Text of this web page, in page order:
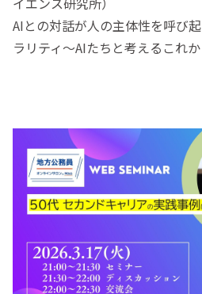
AIとの対話が人の主体性を呼び
ラリティ〜AIたちと考えるこれか